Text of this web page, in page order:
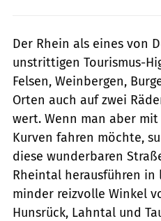
Der Rhein als eines von
unstrittigen Tourismus-
Felsen, Weinbergen,
Orten auch auf zwei
wert. Wenn man aber
Kurven fahren möchte,
diese wunderbaren
Rheintal herausführen
minder reizvolle Winkel
Hunsrück, Lahntal und